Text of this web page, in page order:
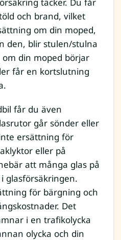
och brand, vilket
om din moped,
den, blir stulen/stulna
din moped börjar
får en kortslutning
får du även
går sönder eller
ersättning för
eller på
att många glas på
glasförsäkringen.
för bärgning och
Det
i en trafikolycka
olycka och din